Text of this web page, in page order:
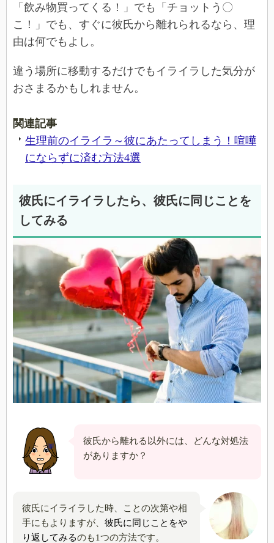
「飲み物買ってくる！」でも「チョットう〇
こ！」でも、すぐに彼氏から離れられるなら、理
由は何でもよし。
違う場所に移動するだけでもイライラした気分が
おさまるかもしれません。
関連記事
生理前のイライラ～彼にあたってしまう！喧嘩
にならずに済む方法4選
彼氏にイライラしたら、彼氏に同じことを
してみる
彼氏から離れる以外には、どんな対処法
がありますか？
彼氏にイライラした時、ことの次第や相
手にもよりますが、 彼氏に同じことをや
り返してみるのも1つの方法です。